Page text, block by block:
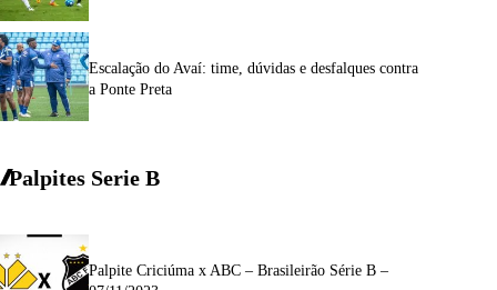
Escalação do Avaí: time, dúvidas e desfalques contra
a Ponte Preta
Palpites Serie B
Palpite Criciúma x ABC – Brasileirão Série B –